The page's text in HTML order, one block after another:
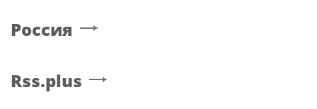
Россия
Rss.plus